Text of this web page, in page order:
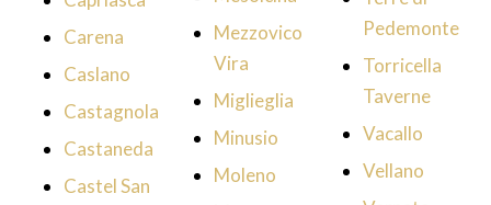
Carena
Caslano
Castagnola
Castaneda
Castel San
Mezzovico
Vira
Miglieglia
Minusio
Moleno
Pedemonte
Torricella
Taverne
Vacallo
Vellano